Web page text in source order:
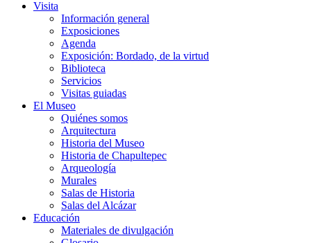
Visita
Información general
Exposiciones
Agenda
Exposición: Bordado, de la virtud
Biblioteca
Servicios
Visitas guiadas
El Museo
Quiénes somos
Arquitectura
Historia del Museo
Historia de Chapultepec
Arqueología
Murales
Salas de Historia
Salas del Alcázar
Educación
Materiales de divulgación